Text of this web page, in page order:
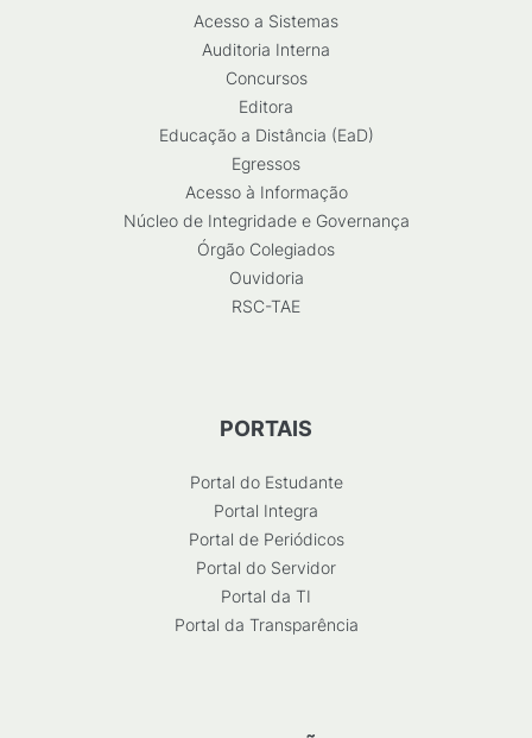
Acesso a Sistemas
Auditoria Interna
Concursos
Editora
Educação a Distância (EaD)
Egressos
Acesso à Informação
Núcleo de Integridade e Governança
Órgão Colegiados
Ouvidoria
RSC-TAE
PORTAIS
Portal do Estudante
Portal Integra
Portal de Periódicos
Portal do Servidor
Portal da TI
Portal da Transparência